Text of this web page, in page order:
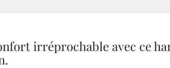
irréprochable avec ce